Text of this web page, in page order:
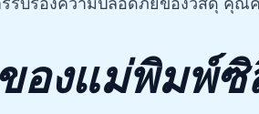
องแม่พิมพ์ซิ